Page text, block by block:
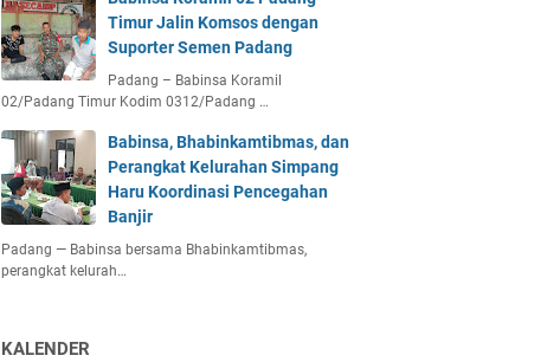
Timur Jalin Komsos dengan
Suporter Semen Padang
Padang – Babinsa Koramil
02/Padang Timur Kodim 0312/Padang …
Babinsa, Bhabinkamtibmas, dan
Perangkat Kelurahan Simpang
Haru Koordinasi Pencegahan
Banjir
Padang — Babinsa bersama Bhabinkamtibmas,
perangkat kelurah…
KALENDER